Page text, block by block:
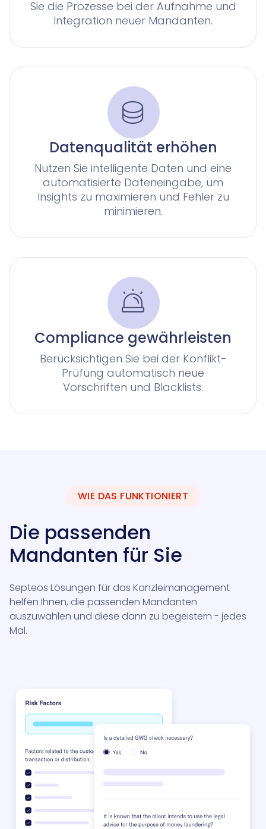
Knowliah
Creditor Hub
für Unternehmen mit einer Vielzahl an Forderungen
Documents
Dokumenten Management System
Smart Data
alle Unternehmens- und Insolvenzdaten, die
Legal Twin®
KI-Produkte
Contract Insights
KI-Vertragsanalyse für Unternehmen und
Smart Legal Research
KI-Agent zur Urteilsrecherche für Anwälte
Legal Twin
Add-Ons
KI-Agenten für Advoware und Winsolvenz
Advoware
Knowliah Smart Data Business Information
Sie die Prozesse bei der Aufnahme und
Integration neuer Mandanten.
Datenqualität erhöhen
Nutzen Sie intelligente Daten und eine
automatisierte Dateneingabe, um
Insights zu maximieren und Fehler zu
minimieren.
Compliance gewährleisten
Berücksichtigen Sie bei der Konflikt-
Prüfung automatisch neue
Vorschriften und Blacklists.
WIE DAS FUNKTIONIERT
Die passenden
Mandanten für Sie
Septeos Lösungen für das Kanzleimanagement
helfen Ihnen, die passenden Mandanten
auszuwählen und diese dann zu begeistern - jedes
Mal.